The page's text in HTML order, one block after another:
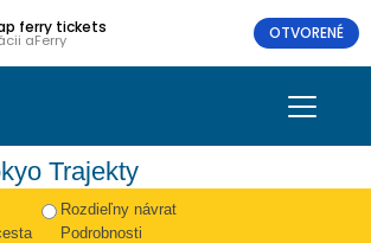
ferry tickets
aFerry OTVORENÉ
Trajekty
Rozdieľny návrat
Podrobnosti